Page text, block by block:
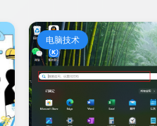
电脑技术